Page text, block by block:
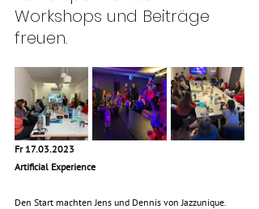
Workshops und Beiträge
freuen.
Fr 17.03.2023
Artificial Experience
Den Start machten Jens und Dennis von Jazzunique.